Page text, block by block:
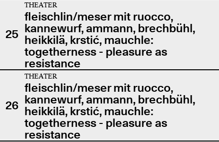
25
THEATER
fleischlin/meser mit ruocco,
kannewurf, ammann, brechbühl,
heikkilä, krstić, mauchle:
togetherness - pleasure as
resistance
26
THEATER
fleischlin/meser mit ruocco,
kannewurf, ammann, brechbühl,
heikkilä, krstić, mauchle:
togetherness - pleasure as
resistance